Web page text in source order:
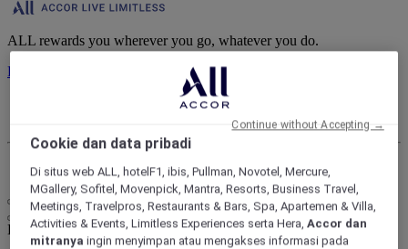
ALL rewards you wherever you go, whatever you do.
Discover the Program
Log Out
Life styled your way
Cookie dan data pribadi
Di situs web ALL, hotelF1, ibis, Pullman, Novotel, Mercure,
MGallery, Sofitel, Movenpick, Mantra, Resorts, Business Travel,
Meetings, Travelpros, Restaurants & Bars, Spa, Apartemen & Villa,
Activities & Events, Limitless Experiences serta Hera,Accor dan
mitranya ingin menyimpan atau mengakses informasi pada
Continue without Accepting →